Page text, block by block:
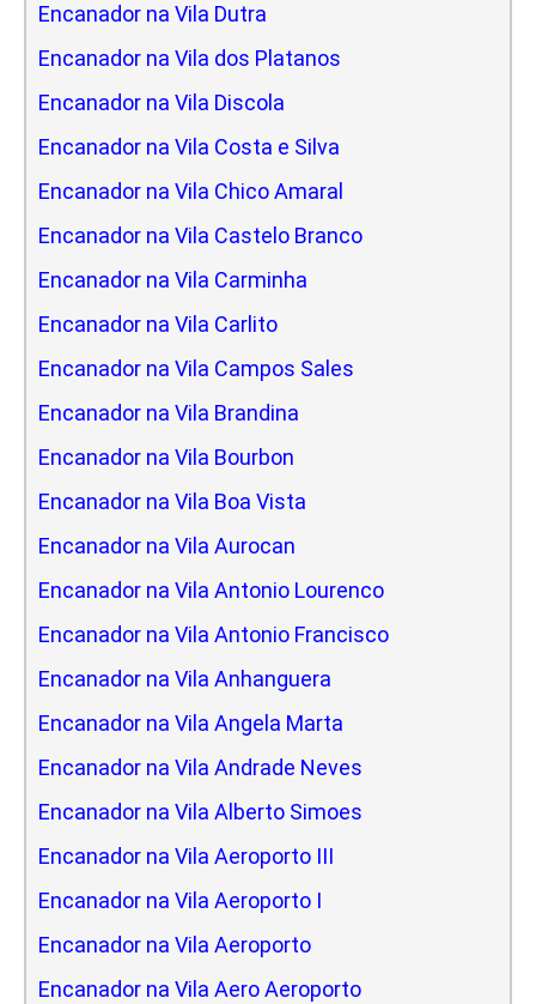
Encanador na Vila Dutra
Encanador na Vila dos Platanos
Encanador na Vila Discola
Encanador na Vila Costa e Silva
Encanador na Vila Chico Amaral
Encanador na Vila Castelo Branco
Encanador na Vila Carminha
Encanador na Vila Carlito
Encanador na Vila Campos Sales
Encanador na Vila Brandina
Encanador na Vila Bourbon
Encanador na Vila Boa Vista
Encanador na Vila Aurocan
Encanador na Vila Antonio Lourenco
Encanador na Vila Antonio Francisco
Encanador na Vila Anhanguera
Encanador na Vila Angela Marta
Encanador na Vila Andrade Neves
Encanador na Vila Alberto Simoes
Encanador na Vila Aeroporto III
Encanador na Vila Aeroporto I
Encanador na Vila Aeroporto
Encanador na Vila Aero Aeroporto